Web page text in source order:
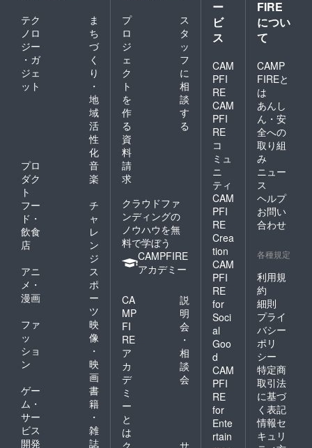
テク
ノロ
ジー
・ガ
ジェ
ット
ま
ち
づ
く
り
・
地
域
活
性
化
プロ
ダク
ト
音
楽
フー
ド・
飲食
店
チ
ャ
レ
ン
ジ
アニ
メ・
漫画
ス
ポ
ー
ツ
ファ
ッ
ショ
ン
映
像
・
映
画
ゲー
ム・
サー
ビス
開発
書
籍
・
雑
誌
プ
ロ
ジ
ェ
ク
ト
を
作
る
ス
タ
ッ
フ
に
相
談
す
る
資
料
請
求
クラウドファ
ンディングの
ノウハウを無
料で学ぼう
CAMPFIRE
アカデミー
CA
MP
FI
RE
ア
カ
デ
ミ
ー
と
は
説
明
会
・
相
談
会
ク
サ
ー
ビ
ス
CAM
PFI
RE
CAM
PFI
RE
コ
ミュ
ニ
ティ
CAM
PFI
RE
Crea
tion
CAM
PFI
RE
for
Soci
al
Goo
d
CAM
PFI
RE
for
Ente
rtain
FIRE
につい
て
CAMP
FIREと
は
あんし
ん・安
全への
取り組
み
ニュー
ス
ヘルプ
お問い
合わせ
各種規定
利用規
約
細則
プライ
バシー
ポリ
シー
特定商
取引法
に基づ
く表記
情報セ
キュリ